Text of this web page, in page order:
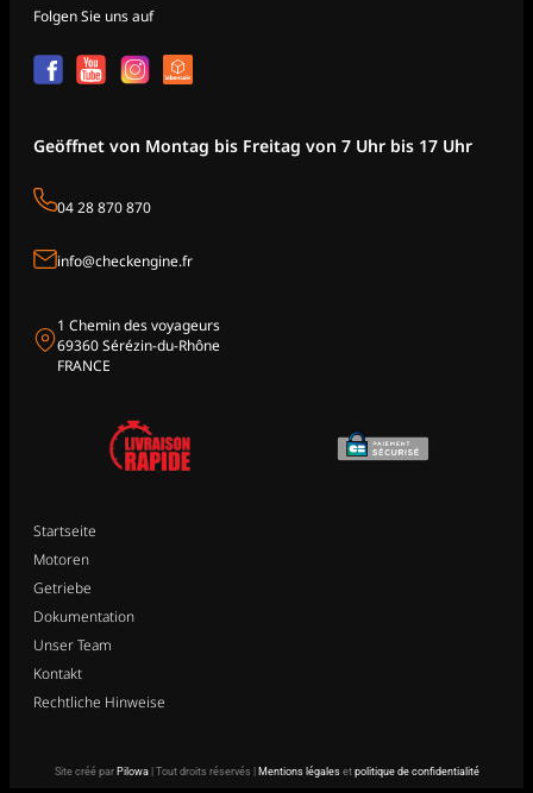
Folgen Sie uns auf
Geöffnet von Montag bis Freitag von 7 Uhr bis 17 Uhr
04 28 870 870
info@checkengine.fr
1 Chemin des voyageurs
69360 Sérézin-du-Rhône
FRANCE
Startseite
Motoren
Getriebe
Dokumentation
Unser Team
Kontakt
Rechtliche Hinweise
Site créé par Pilowa| Tout droits réservés | Mentions légaleset politique de confidentialité